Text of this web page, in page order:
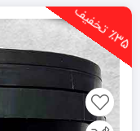
٪3
5
ت
خ
ف
یف